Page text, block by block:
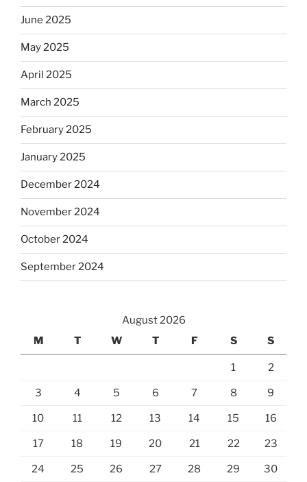
June 2025
May 2025
April 2025
March 2025
February 2025
January 2025
December 2024
November 2024
October 2024
September 2024
August 2026
M
T W T F S S
1 2
3 4 5 6 7 8 9
10 11 12 13 14 15 16
17 18 19 20 21 22 23
24 25 26 27 28 29 30